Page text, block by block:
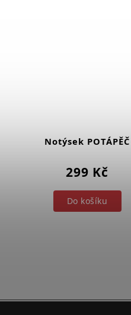
Notýsek POTÁPĚČ
299 Kč
Do košíku